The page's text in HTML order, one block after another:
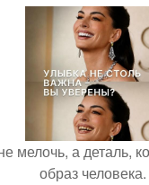
мелочь, а деталь,
образ человека.